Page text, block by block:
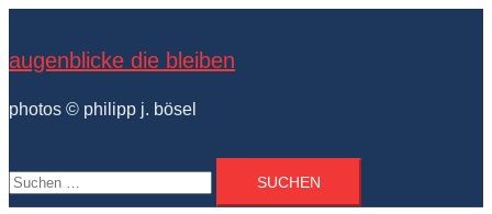
springen
augenblicke die bleiben
photos © philipp j. bösel
Suchen
nach: